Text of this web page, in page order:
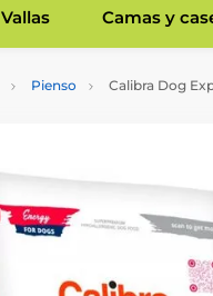
Vallas Camas y
Pienso Calibra Dog